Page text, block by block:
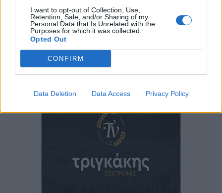
I want to opt-out of Collection, Use,
Retention, Sale, and/or Sharing of my
Personal Data that Is Unrelated with the
Purposes for which it was collected.
Opted Out
CONFIRM
Data Deletion Data Access Privacy Policy